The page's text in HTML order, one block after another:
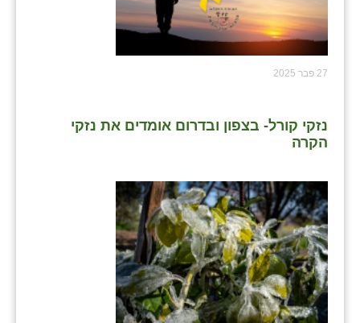
27 פבר 2025
נזקי קורל- בצפון ובדרום אומדים את נזקי
הקרה